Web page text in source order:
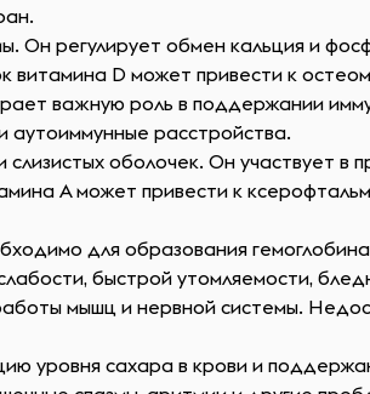
Он регулирует обмен кальция и
D может привести к
важную роль в поддержании
аутоиммунные расстройства.
оболочек. Он участвует в
A может привести к
для образования
быстрой утомляемости,
мышц и нервной системы.
уровня сахара в крови и